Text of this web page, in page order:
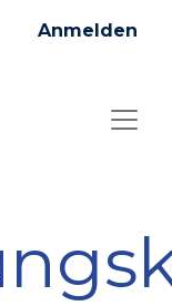
Anmelden